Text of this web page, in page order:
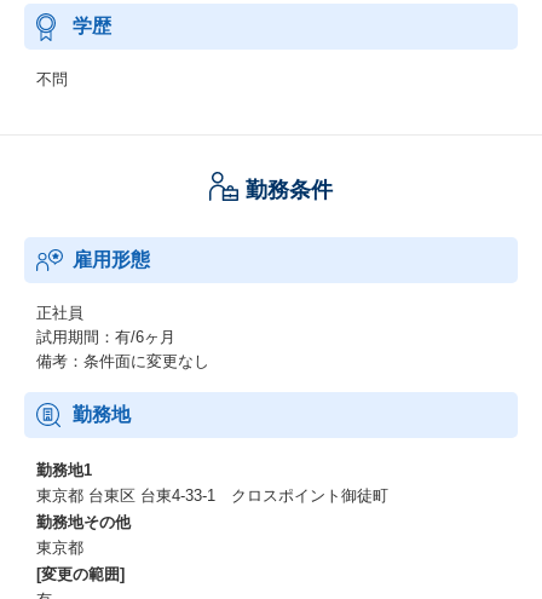
学歴
不問
勤務条件
雇用形態
正社員
試用期間：有/6ヶ月
備考：条件面に変更なし
勤務地
勤務地1
東京都 台東区 台東4-33-1 クロスポイント御徒町
勤務地その他
東京都
[変更の範囲]